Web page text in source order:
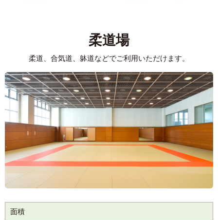
柔道場
柔道、合気道、躰道などでご利用いただけます。
面積